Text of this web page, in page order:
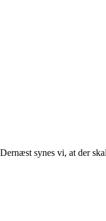
synes vi, at der